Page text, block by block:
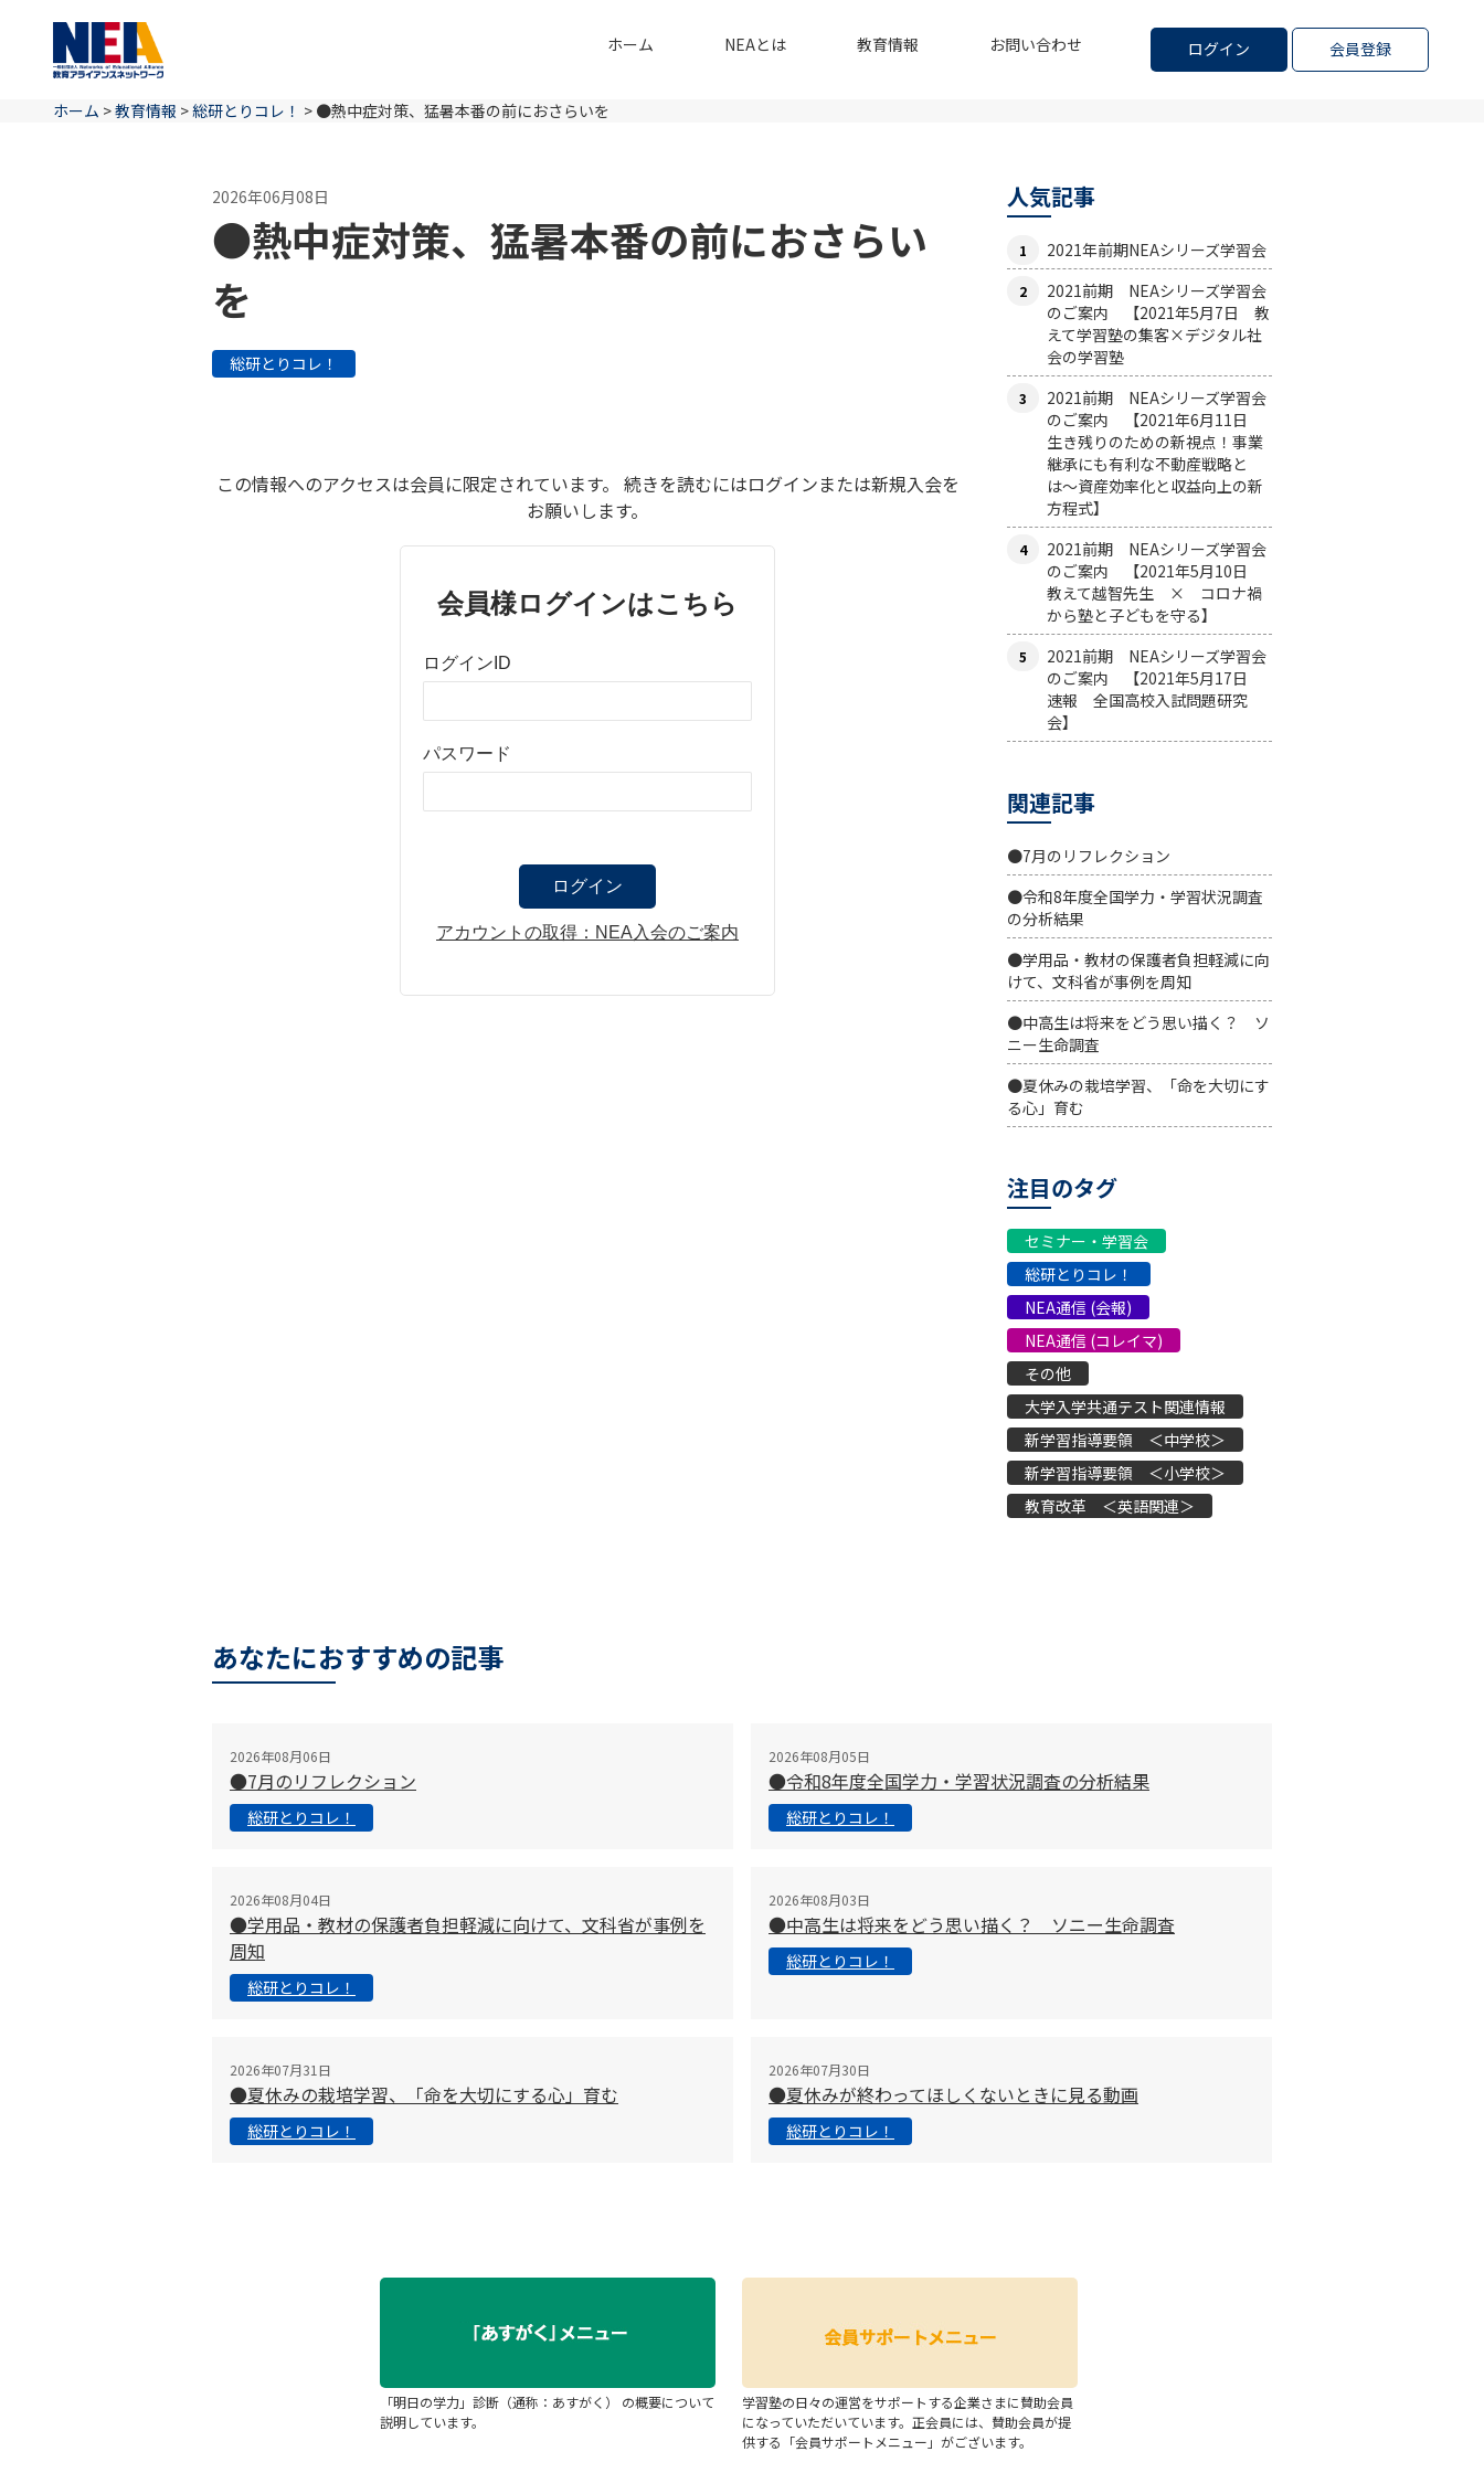
ログイン 会員登録
ホーム NEAとは 教育情報 お問い合わせ
ホーム >教育情報 >総研とりコレ！ > ●熱中症対策、猛暑本番の前におさらいを
2026年06月08日
●熱中症対策、猛暑本番の前におさらい
を
総研とりコレ！
この情報へのアクセスは会員に限定されています。 続きを読むにはログインまたは新規入会を
お願いします。
会員様ログインはこちら
ログインID
パスワード
アカウントの取得：NEA入会のご案内
人気記事
2021年前期NEAシリーズ学習会
2021前期 NEAシリーズ学習会
のご案内 【2021年5月7日 教
えて学習塾の集客×デジタル社
会の学習塾
2021前期 NEAシリーズ学習会
のご案内 【2021年6月11日
生き残りのための新視点！事業
継承にも有利な不動産戦略と
は〜資産効率化と収益向上の新
方程式】
2021前期 NEAシリーズ学習会
のご案内 【2021年5月10日
教えて越智先生 × コロナ禍
から塾と子どもを守る】
2021前期 NEAシリーズ学習会
のご案内 【2021年5月17日
速報 全国高校入試問題研究
会】
関連記事
●7月のリフレクション
●令和8年度全国学力・学習状況調査
の分析結果
●学用品・教材の保護者負担軽減に向
けて、文科省が事例を周知
●中高生は将来をどう思い描く？ ソ
ニー生命調査
●夏休みの栽培学習、「命を大切にす
る心」育む
注目のタグ
セミナー・学習会
総研とりコレ！
NEA通信 (会報)
NEA通信 (コレイマ)
その他
大学入学共通テスト関連情報
新学習指導要領 ＜中学校＞
新学習指導要領 ＜小学校＞
教育改革 ＜英語関連＞
あなたにおすすめの記事
2026年08月06日
●7月のリフレクション
総研とりコレ！
2026年08月05日
●令和8年度全国学力・学習状況調査の分析結果
総研とりコレ！
2026年08月04日
●学用品・教材の保護者負担軽減に向けて、文科省が事例を
周知
総研とりコレ！
2026年08月03日
●中高生は将来をどう思い描く？ ソニー生命調査
総研とりコレ！
2026年07月31日
●夏休みの栽培学習、「命を大切にする心」育む
総研とりコレ！
2026年07月30日
●夏休みが終わってほしくないときに見る動画
総研とりコレ！
「明日の学力」診断（通称：あすがく） の概要について
説明しています。
学習塾の日々の運営をサポートする企業さまに賛助会員
になっていただいています。正会員には、賛助会員が提
供する「会員サポートメニュー」がございます。